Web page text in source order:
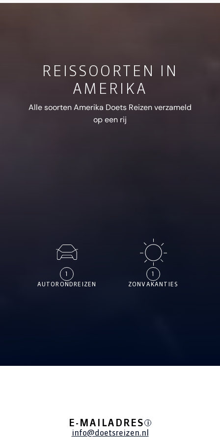
REISSOORTEN IN
AMERIKA
Alle soorten Amerika Doets Reizen verzameld
op een rij
AUTORONDREIZEN
1
ZONVAKANTIES
1
E-MAILADRES i
info@doetsreizen.nl